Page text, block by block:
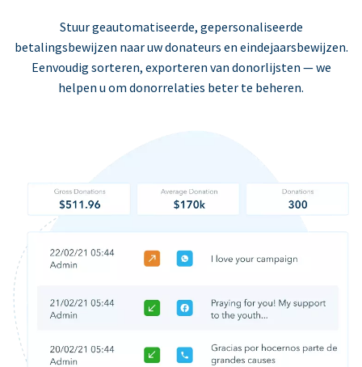
Stuur geautomatiseerde, gepersonaliseerde
betalingsbewijzen naar uw donateurs en eindejaarsbewijzen.
Eenvoudig sorteren, exporteren van donorlijsten — we
helpen u om donorrelaties beter te beheren.